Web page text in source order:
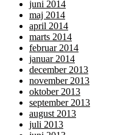
juni 2014
maj 2014
april 2014
marts 2014
februar 2014
januar 2014
december 2013
november 2013
oktober 2013
september 2013
august 2013
juli 2013